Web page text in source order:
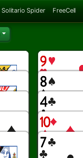
Solitario Spider FreeCell